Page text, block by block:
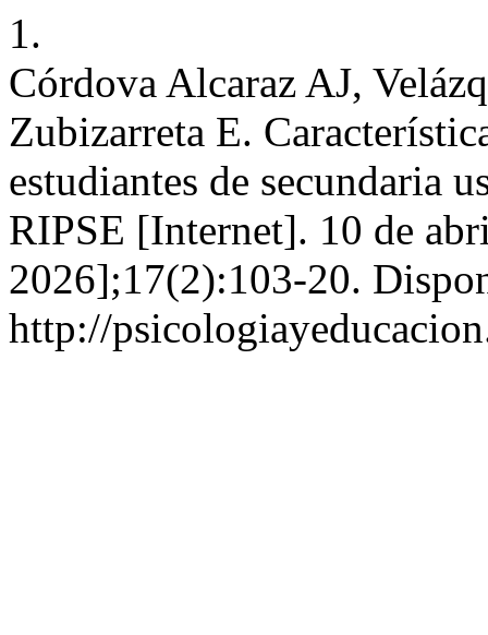
1.
Córdova Alcaraz AJ,
Zubizarreta E.
estudiantes de secundaria
RIPSE [Internet]. 10 de
2026];17(2):103-20.
http://